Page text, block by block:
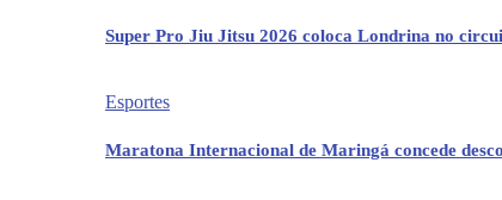
Super Pro Jiu Jitsu 2026 coloca Londrina no
Esportes
Maratona Internacional de Maringá concede